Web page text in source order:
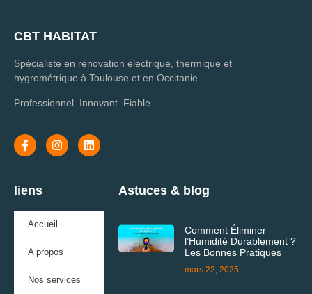
CBT HABITAT
Spécialiste en rénovation électrique, thermique et
hygrométrique à Toulouse et en Occitanie.
Professionnel. Innovant. Fiable.
liens
Accueil
A propos
Nos services
Astuces & blog
Comment Éliminer
l’Humidité Durablement ?
Les Bonnes Pratiques
mars 22, 2025